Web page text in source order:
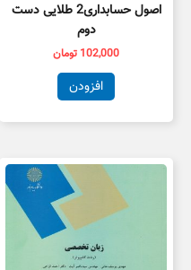
اصول حسابداری2 طلایی دست
دوم
102,000 تومان
افزودن